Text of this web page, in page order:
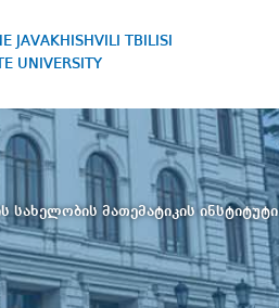
JAVAKHISHVILI TBILISI
UNIVERSITY
სახელობის მათემატიკის ინსტიტუტი